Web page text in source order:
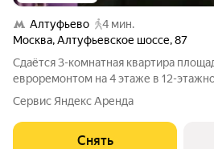
Алтуфьево
4 мин.
Москва,Алтуфьевское шоссе,87
Сдаётся 3-комнатная квартира
евроремонтом на 4 этаже в 12-
месяцев. Из техники есть: Телевизор Духовой шкаф
Стиральная машина Холодильник Кондиционер
Микроволновка Дом - кирпичный,
Сервис Яндекс Аренда
Снять